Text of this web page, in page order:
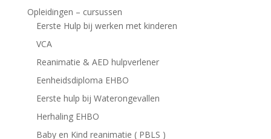
Opleidingen – cursussen
Eerste Hulp bij werken met kinderen
VCA
Reanimatie & AED hulpverlener
Eenheidsdiploma EHBO
Eerste hulp bij Waterongevallen
Herhaling EHBO
Baby en Kind reanimatie ( PBLS )